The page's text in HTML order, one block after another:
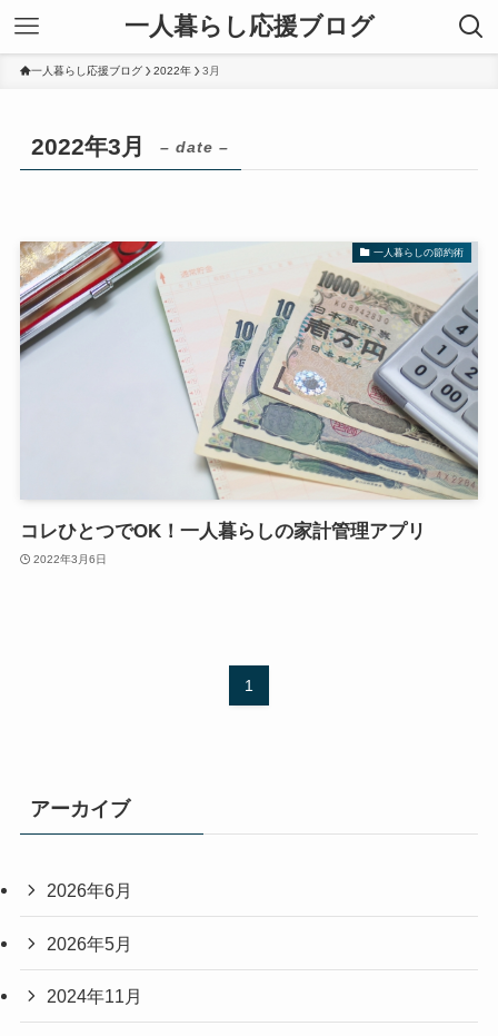
一人暮らし応援ブログ
一人暮らし応援ブログ 2022年 3月
2022年3月 – date –
一人暮らしの節約術
コレひとつでOK！一人暮らしの家計管理アプリ
2022年3月6日
1
アーカイブ
2026年6月
2026年5月
2024年11月